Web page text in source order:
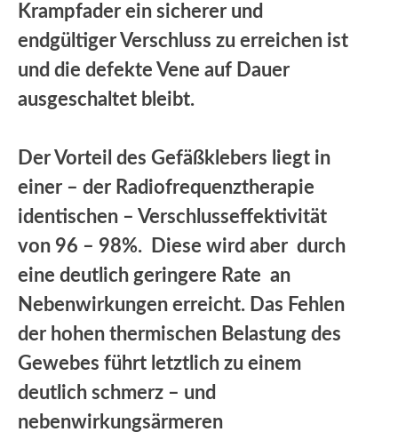
Krampfader ein sicherer und
endgültiger Verschluss zu erreichen ist
und die defekte Vene auf Dauer
ausgeschaltet bleibt.
Der Vorteil des Gefäßklebers liegt in
einer – der Radiofrequenztherapie
identischen – Verschlusseffektivität
von 96 – 98%. Diese wird aber durch
eine deutlich geringere Rate an
Nebenwirkungen erreicht. Das Fehlen
der hohen thermischen Belastung des
Gewebes führt letztlich zu einem
deutlich schmerz – und
nebenwirkungsärmeren